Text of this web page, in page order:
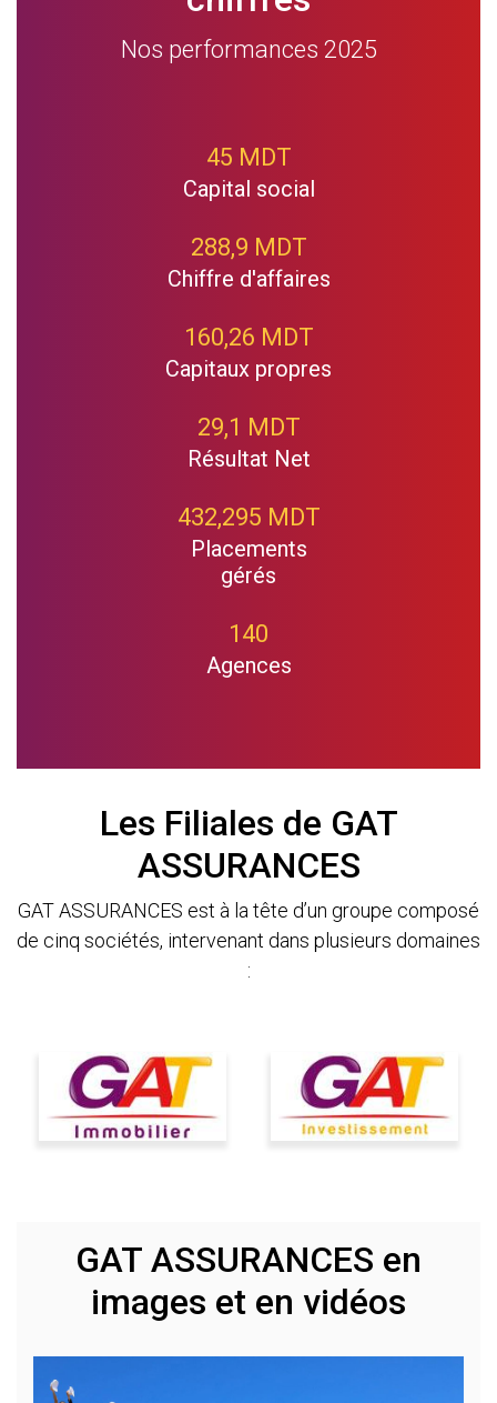
Nos performances 2025
45 MDT
Capital social
288,9 MDT
Chiffre d'affaires
160,26 MDT
Capitaux propres
29,1 MDT
Résultat Net
432,295 MDT
Placements
gérés
140
Agences
Les Filiales de GAT
ASSURANCES
GAT ASSURANCES est à la tête d’un groupe composé
de cinq sociétés, intervenant dans plusieurs domaines
:
GAT ASSURANCES en
images et en vidéos